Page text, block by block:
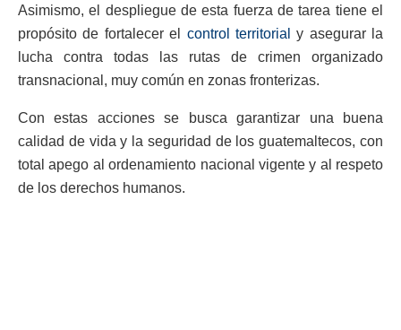
Asimismo, el despliegue de esta fuerza de tarea tiene el
propósito de fortalecer el control territorial
y asegurar la
lucha contra todas las rutas de crimen organizado
transnacional, muy común en zonas fronterizas.
Con estas acciones se busca garantizar una buena
calidad de vida y la seguridad de los guatemaltecos, con
total apego al ordenamiento nacional vigente y al respeto
de los derechos humanos.